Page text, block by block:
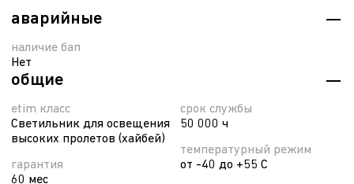
аварийные
наличие бап
Нет
общие
etim класс
Светильник для освещения
высоких пролетов (хайбей)
гарантия
60 мес
срок службы
50 000 ч
температурный режим
от -40 до +55 С